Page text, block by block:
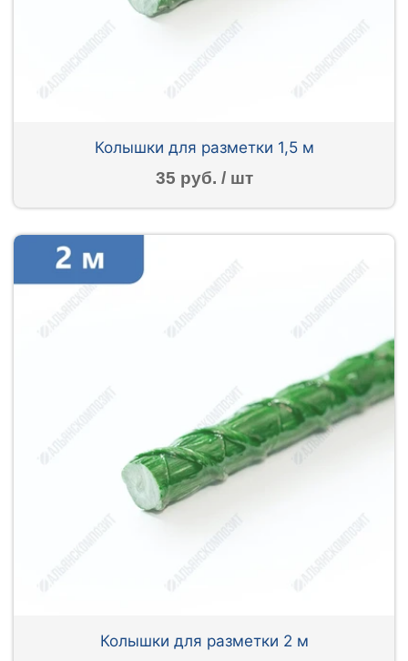
Колышки для разметки 1,5 м
35 руб. / шт
Колышки для разметки 2 м